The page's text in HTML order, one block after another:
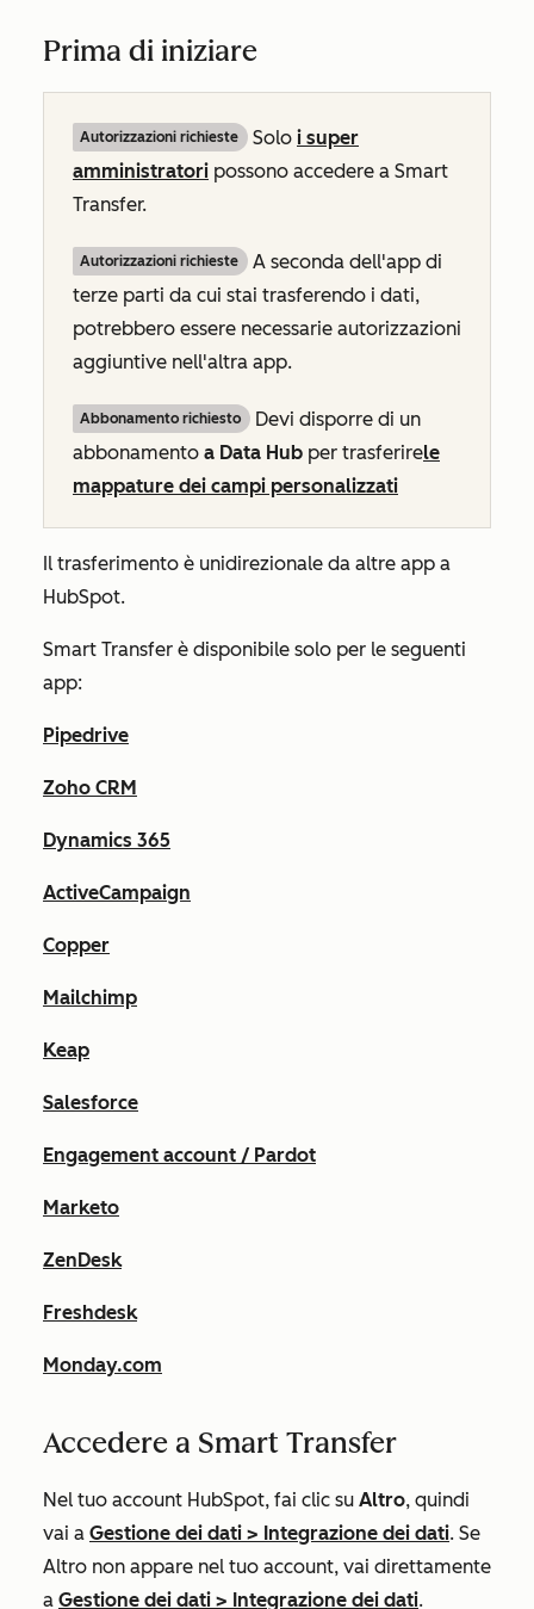
Prima di iniziare
Autorizzazioni richieste Solo i super
amministratori possono accedere a Smart
Transfer.
Autorizzazioni richieste
A seconda dell'app di
terze parti da cui stai trasferendo i dati,
potrebbero essere necessarie autorizzazioni
aggiuntive nell'altra app.
Abbonamento richiesto
Devi disporre di un
abbonamento a Data Hub per trasferirele
mappature dei campi personalizzati
Il trasferimento è unidirezionale da altre app a
HubSpot.
Smart Transfer è disponibile solo per le seguenti
app:
Pipedrive
Zoho CRM
Dynamics 365
ActiveCampaign
Copper
Mailchimp
Keap
Salesforce
Engagement account / Pardot
Marketo
ZenDesk
Freshdesk
Monday.com
Accedere a Smart Transfer
Nel tuo account HubSpot, fai clic su Altro, quindi
vai a Gestione dei dati > Integrazione dei dati. Se
Altro non appare nel tuo account, vai direttamente
a Gestione dei dati > Integrazione dei dati.